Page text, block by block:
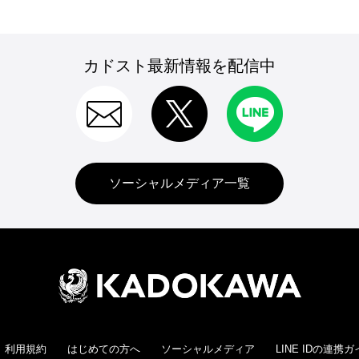
カドスト最新情報を配信中
ソーシャルメディア一覧
利用規約 はじめての方へ ソーシャルメディア LINE IDの連携ガ